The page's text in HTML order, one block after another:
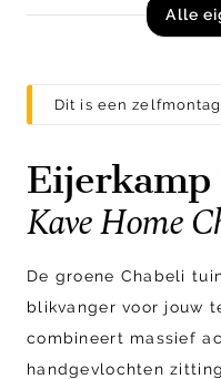
Alle
Dit is een
Kave Home
De groene Chabeli
blikvanger voor jouw
combineert massief
handgevlochten